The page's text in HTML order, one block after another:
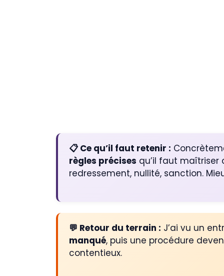
📋 Ce qu’il faut retenir :
règles précises qu’il faut maîtriser
redressement, nullité, sanction.
💬 Retour du terrain : J’ai vu un
manqué, puis une procédure
contentieux.